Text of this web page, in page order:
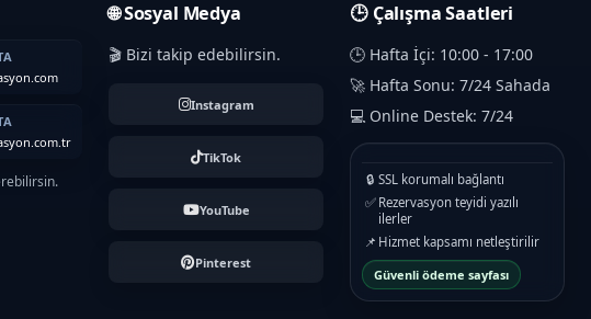
🌐 Sosyal Medya
🎬 Bizi takip edebilirsin.
Instagram
TikTok
YouTube
Pinterest
🕒 Çalışma Saatleri
🕒 Hafta İçi: 10:00 - 17:00
🚀 Hafta Sonu: 7/24 Sahada
💻 Online Destek: 7/24
🔒 SSL korumalı bağlantı
✅ Rezervasyon teyidi yazılı
ilerler
📌 Hizmet kapsamı netleştirilir
Güvenli ödeme sayfası